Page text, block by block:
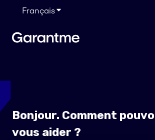
FrançaisAfficher le sous-menu
Bonjour. Comment
vous aider ?